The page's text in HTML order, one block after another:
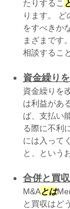
たりするこ
ります。
をすべきか
まざまです
相談するこ
資金繰り
資金繰りを
は利益があ
ば、支払い
る際に不利
には入って
と、という
合併と買
M&Aとは
と買収はど